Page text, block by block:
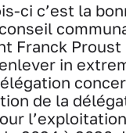
ci c’est la
Franck Proust
in
de la